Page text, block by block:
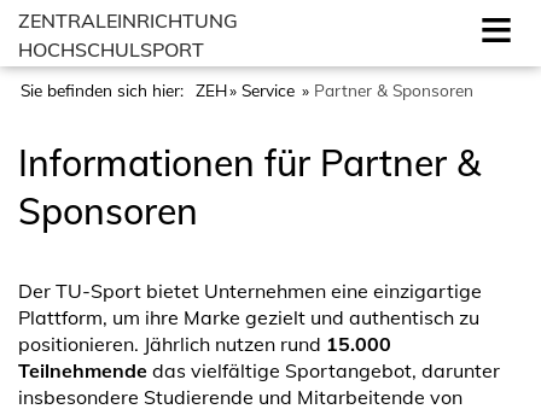
ZENTRALEINRICHTUNG
HOCHSCHULSPORT
Sie befinden sich hier: ZEH Service Partner & Sponsoren
Informationen für Partner &
Sponsoren
Der TU-Sport bietet Unternehmen eine einzigartige
Plattform, um ihre Marke gezielt und authentisch zu
positionieren. Jährlich nutzen rund 15.000
Teilnehmende das vielfältige Sportangebot, darunter
insbesondere Studierende und Mitarbeitende von